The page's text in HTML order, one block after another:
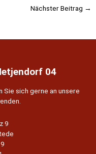
Nächster Beitrag →
04
Sie sich gerne an unsere
9